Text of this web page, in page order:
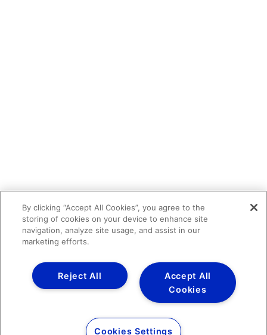
By clicking “Accept All Cookies”, you agree to the
storing of cookies on your device to enhance site
navigation, analyze site usage, and assist in our
marketing efforts.
Accept All
Cookies
Reject All
Cookies Settings